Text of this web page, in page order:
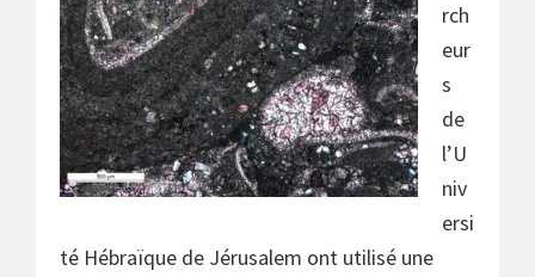
rch
eur
s
de
l’U
niv
ersi
té Hébraïque de Jérusalem ont utilisé une